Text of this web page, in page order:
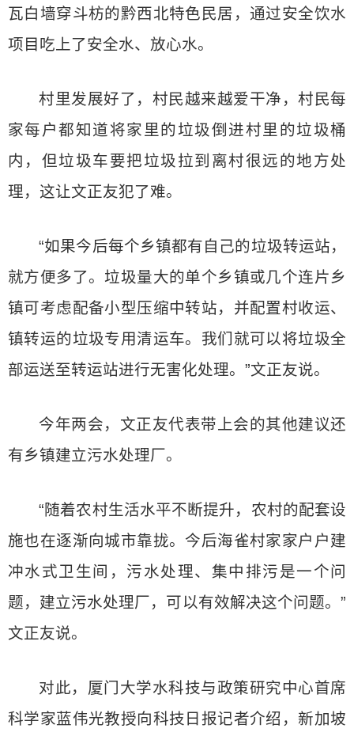
瓦白墙穿斗枋的黔西北特色民居，通过安全饮水
项目吃上了安全水、放心水。
村里发展好了，村民越来越爱干净，村民每
家每户都知道将家里的垃圾倒进村里的垃圾桶
内，但垃圾车要把垃圾拉到离村很远的地方处
理，这让文正友犯了难。
“如果今后每个乡镇都有自己的垃圾转运站，
就方便多了。垃圾量大的单个乡镇或几个连片乡
镇可考虑配备小型压缩中转站，并配置村收运、
镇转运的垃圾专用清运车。我们就可以将垃圾全
部运送至转运站进行无害化处理。”文正友说。
今年两会，文正友代表带上会的其他建议还
有乡镇建立污水处理厂。
“随着农村生活水平不断提升，农村的配套设
施也在逐渐向城市靠拢。今后海雀村家家户户建
冲水式卫生间，污水处理、集中排污是一个问
题，建立污水处理厂，可以有效解决这个问题。”
文正友说。
对此，厦门大学水科技与政策研究中心首席
科学家蓝伟光教授向科技日报记者介绍，新加坡